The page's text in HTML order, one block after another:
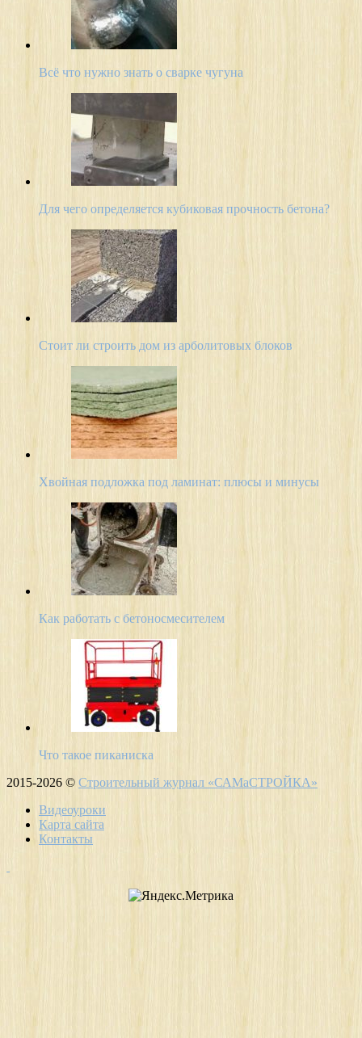
Всё что нужно знать о сварке чугуна
Для чего определяется кубиковая прочность бетона?
Стоит ли строить дом из арболитовых блоков
Хвойная подложка под ламинат: плюсы и минусы
Как работать с бетоносмесителем
Что такое пиканиска
2015-2026 © Строительный журнал «САМаСТРОЙКА»
Видеоуроки
Карта сайта
Контакты